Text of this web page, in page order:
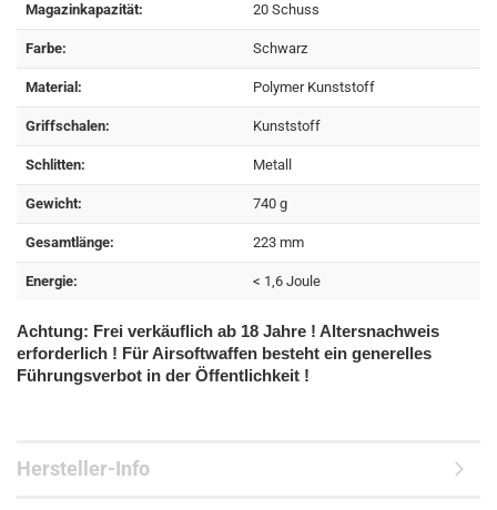
Magazinkapazität: 20 Schuss
Farbe: Schwarz
Material: Polymer Kunststoff
Griffschalen: Kunststoff
Schlitten: Metall
Gewicht: 740 g
Gesamtlänge: 223 mm
Energie: < 1,6 Joule
Achtung: Frei verkäuflich ab 18 Jahre ! Altersnachweis
erforderlich ! Für Airsoftwaffen besteht ein generelles
Führungsverbot in der Öffentlichkeit !
Hersteller-Info